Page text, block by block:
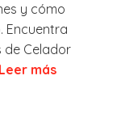
y cómo
Encuentra
Celador
Leer más